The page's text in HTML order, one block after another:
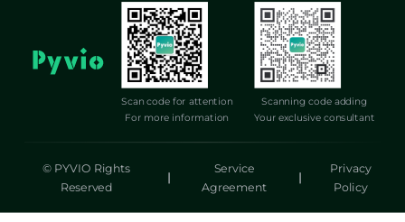
Scan code for attention
For more information
Scanning code adding
Your exclusive consultant
© PYVIO Rights
Reserved
|
Service
Agreement
|
Privacy
Policy